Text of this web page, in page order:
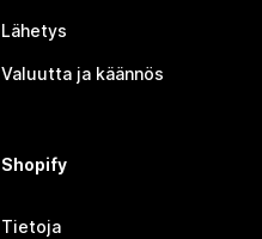
Lähetys
Valuutta ja käännös
Shopify
Tietoja